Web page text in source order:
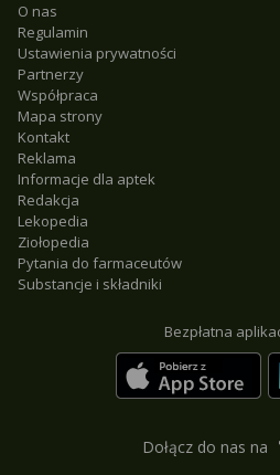
O nas
Regulamin
Ustawienia prywatności
Partnerzy
Współpraca
Mapa strony
Kontakt
Reklama
Informacje dla aptek
Redakcja
Lekopedia
Ziołopedia
Pytania do farmaceutów
Substancje i składniki
Bezpłatna
Dołącz do nas na